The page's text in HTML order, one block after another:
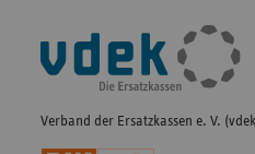
Fußleisten-
Navigation
Verband der Ersatzkassen e. V.